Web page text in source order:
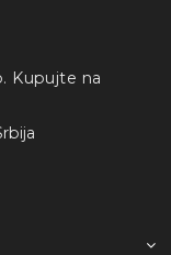
Kupujte na